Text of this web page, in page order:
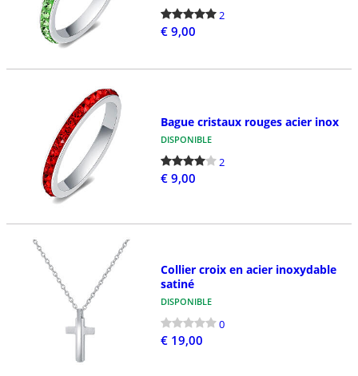
2
€ 9,00
Bague cristaux rouges acier inox
DISPONIBLE
2
€ 9,00
Collier croix en acier inoxydable
satiné
DISPONIBLE
0
€ 19,00